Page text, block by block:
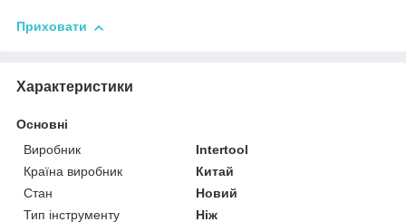
Приховати
Характеристики
Основні
Виробник
Intertool
Країна виробник
Китай
Стан
Новий
Тип інструменту
Ніж